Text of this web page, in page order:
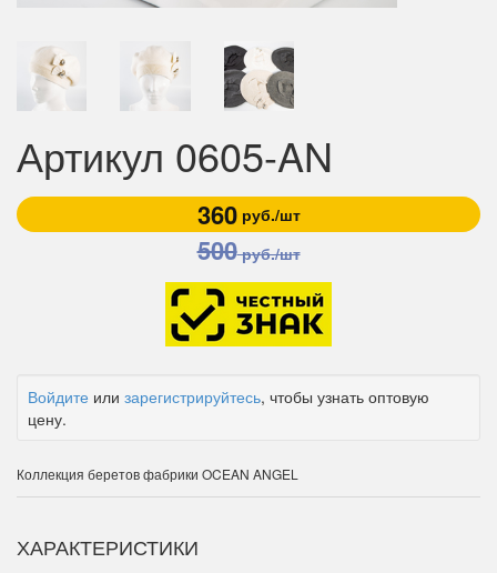
Артикул 0605-AN
360руб./шт
500руб./шт
Войдите или зарегистрируйтесь, чтобы узнать оптовую
цену.
Коллекция беретов фабрики OCEAN ANGEL
ХАРАКТЕРИСТИКИ